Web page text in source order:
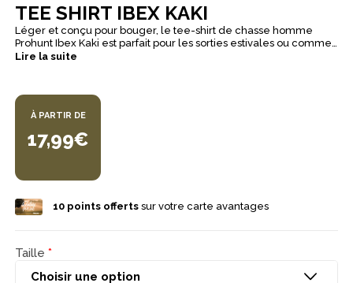
TEE SHIRT IBEX KAKI
Léger et conçu pour bouger, le tee-shirt de chasse homme
Prohunt Ibex Kaki est parfait pour les sorties estivales ou comme
première couche. Sa coupe ajustée mais confortable suit vos
active, la randonnée ou le quotidien en pleine nature, c’est un
tee-shirt 100% coton polyvalent, pratique et agréable à porter.
Lire la suite
À PARTIR DE
17,99€
10points offertssur votre carte avantages
Taille